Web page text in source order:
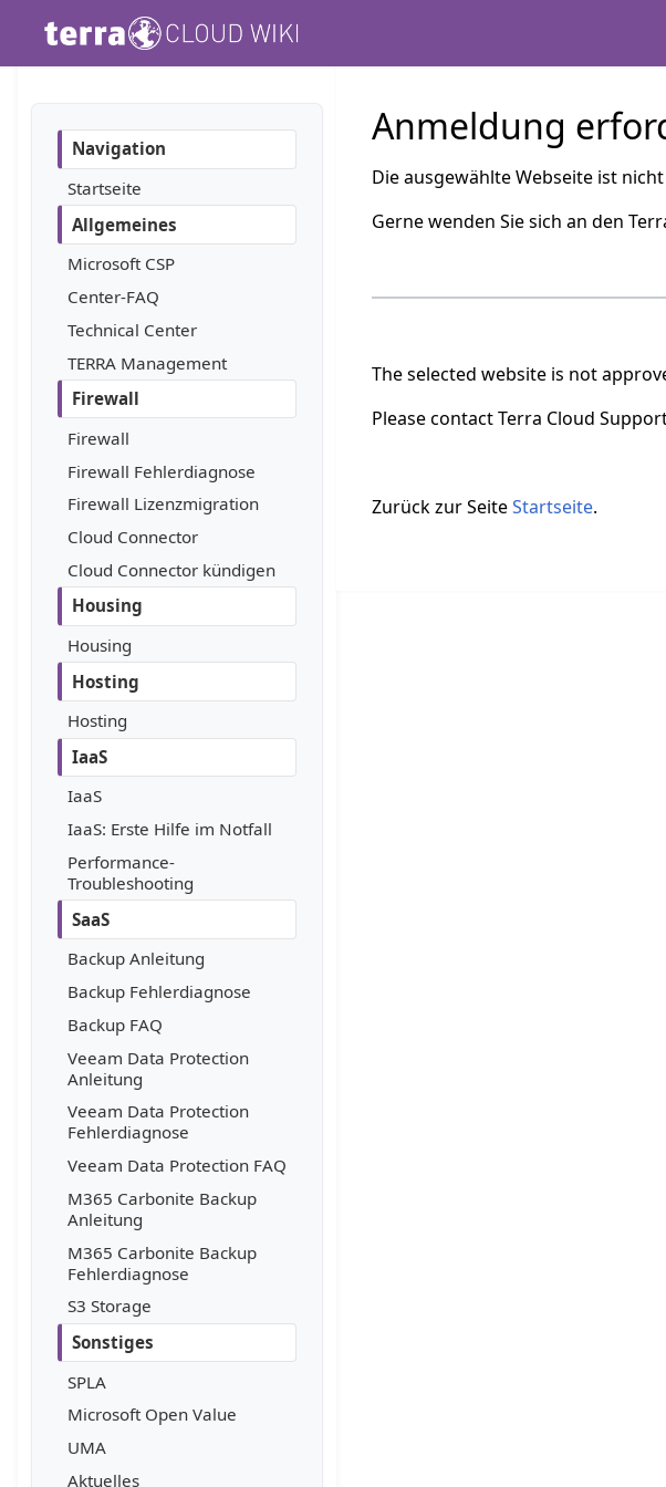
Anmeldung
Die ausgewählte Webseite ist
Gerne wenden Sie sich an den
The selected website is not
Please contact Terra Cloud
Zurück zur SeiteStartseite.
Navigation
Startseite
Allgemeines
Microsoft CSP
Center-FAQ
Technical Center
TERRA Management
Firewall
Firewall
Firewall Fehlerdiagnose
Firewall Lizenzmigration
Cloud Connector
Cloud Connector kündigen
Housing
Housing
Hosting
Hosting
IaaS
IaaS
IaaS: Erste Hilfe im Notfall
Performance­-
Troubleshooting
SaaS
Backup Anleitung
Backup Fehlerdiagnose
Backup FAQ
Veeam Data Protection
Anleitung
Veeam Data Protection
Fehlerdiagnose
Veeam Data Protection FAQ
M365 Carbonite Backup
Anleitung
M365 Carbonite Backup
Fehlerdiagnose
S3 Storage
Sonstiges
SPLA
Microsoft Open Value
UMA
Aktuelles